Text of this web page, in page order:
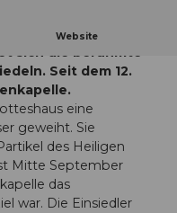
Website
der Einsiedler
sich die berühmte
Seit dem 12.
eine
geweiht. Sie
des Heiligen
Mitte September
das
war. Die Einsiedler